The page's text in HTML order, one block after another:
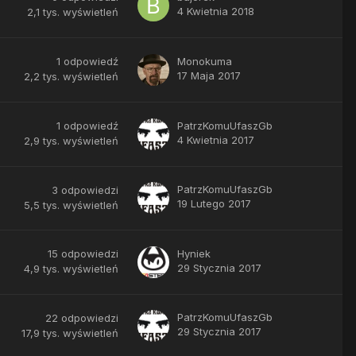
2,1 tys. wyświetleń
4 Kwietnia 2018
1 odpowiedź
2,2 tys. wyświetleń
Monokuma
17 Maja 2017
1 odpowiedź
2,9 tys. wyświetleń
PatrzKomuUfaszGb
4 Kwietnia 2017
3 odpowiedzi
5,5 tys. wyświetleń
PatrzKomuUfaszGb
19 Lutego 2017
15 odpowiedzi
4,9 tys. wyświetleń
Hyniek
29 Stycznia 2017
22 odpowiedzi
17,9 tys. wyświetleń
PatrzKomuUfaszGb
29 Stycznia 2017